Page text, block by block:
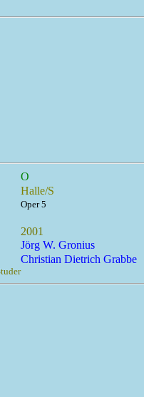
O
Halle/S
Oper 5
2001
Jörg W. Gronius
Christian Dietrich Grabbe